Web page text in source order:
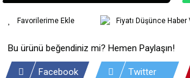
Fiyatı Düşünce Haber
Bu ürünü beğendiniz mi? Hemen Paylaşın!
Facebook Twitter